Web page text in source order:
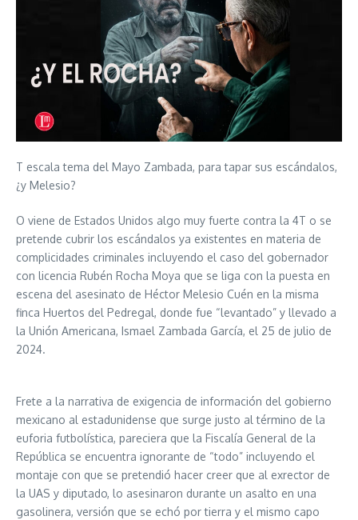
T escala tema del Mayo Zambada, para tapar sus escándalos,
¿y Melesio?
O viene de Estados Unidos algo muy fuerte contra la 4T o se
pretende cubrir los escándalos ya existentes en materia de
complicidades criminales incluyendo el caso del gobernador
con licencia Rubén Rocha Moya que se liga con la puesta en
escena del asesinato de Héctor Melesio Cuén en la misma
finca Huertos del Pedregal, donde fue “levantado” y llevado a
la Unión Americana, Ismael Zambada García, el 25 de julio de
2024.
Frete a la narrativa de exigencia de información del gobierno
mexicano al estadunidense que surge justo al término de la
euforia futbolística, pareciera que la Fiscalía General de la
República se encuentra ignorante de “todo” incluyendo el
montaje con que se pretendió hacer creer que al exrector de
la UAS y diputado, lo asesinaron durante un asalto en una
gasolinera, versión que se echó por tierra y el mismo capo